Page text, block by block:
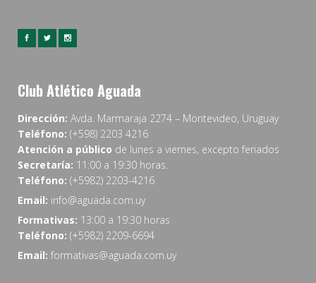
Club Atlético Aguada
Dirección: Avda. Marmaraja 2274 – Montevideo, Uruguay
Teléfono: (+598) 2203 4216
Atención a público de lunes a viernes, excepto feriados
Secretaría: 11:00 a 19:30 horas.
Teléfono: (+5982) 2203-4216
Email: info@aguada.com.uy
Formativas: 13:00 a 19:30 horas
Teléfono: (+5982) 2209-6694
Email: formativas@aguada.com.uy